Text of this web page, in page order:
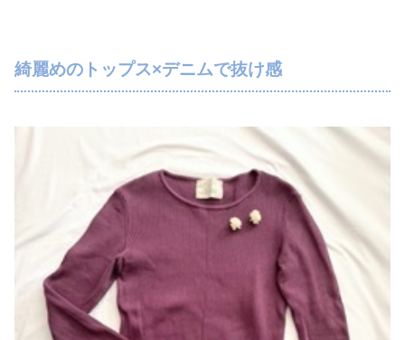
綺麗めのトップス×デニムで抜け感